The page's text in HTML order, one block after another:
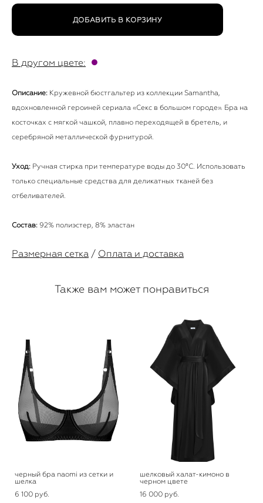
ДОБАВИТЬ В КОРЗИНУ
В другом цвете: ●
Описание: Кружевной бюстгальтер из коллекции Samantha,
вдохновленной героиней сериала «Секс в большом городе». Бра на
косточках с мягкой чашкой, плавно переходящей в бретель, и
серебряной металлической фурнитурой.
Уход: Ручная стирка при температуре воды до 30°C. Использовать
только специальные средства для деликатных тканей без
отбеливателей.
Состав: 92% полиэстер, 8% эластан
Размерная сетка / Оплата и доставка
Также вам может понравиться
черный бра naomi из сетки и
шелка
6 100 pуб.
шелковый халат-кимоно в
черном цвете
16 000 pуб.